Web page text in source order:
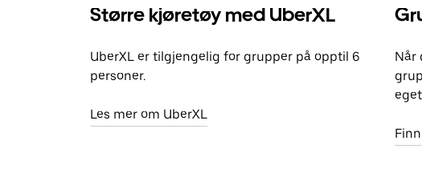
Større kjøretøy med UberXL
UberXL er tilgjengelig for grupper på opptil 6
personer.
Les mer om UberXL
Når